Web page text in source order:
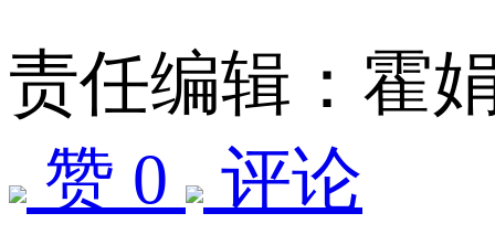
责任编辑：霍
赞 0
评论